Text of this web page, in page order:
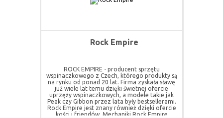
Rock Empire
ROCK EMPIRE - producent sprzętu
wspinaczkowego z Czech, którego produkty są
na rynku od ponad 20 lat. Firma zyskała sławę
już wiele lat temu dzięki świetnej ofercie
uprzęży wspinaczkowych, a modele takie jak
Peak czy Gibbon przez lata były bestsellerami.
Rock Empire jest znany również dzięki ofercie
kości i friendów. Mechaniki Rock Empire